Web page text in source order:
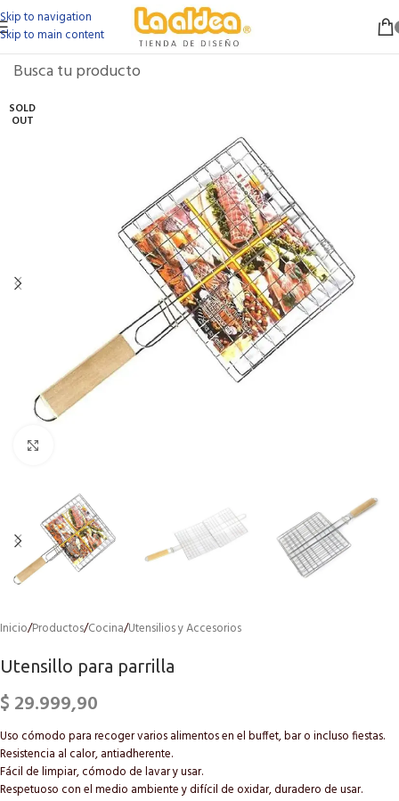
Skip to navigation
Skip to main content
SOLD
OUT
Inicio/Productos/Cocina/Utensilios y Accesorios
Utensillo para parrilla
$ 29.999,90
Uso cómodo para recoger varios alimentos en el buffet, bar o incluso fiestas.
Resistencia al calor, antiadherente.
Fácil de limpiar, cómodo de lavar y usar.
Respetuoso con el medio ambiente y difícil de oxidar, duradero de usar.